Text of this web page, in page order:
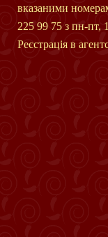
вказаними
225 99 75 з пн-пт,
Реєстрація в